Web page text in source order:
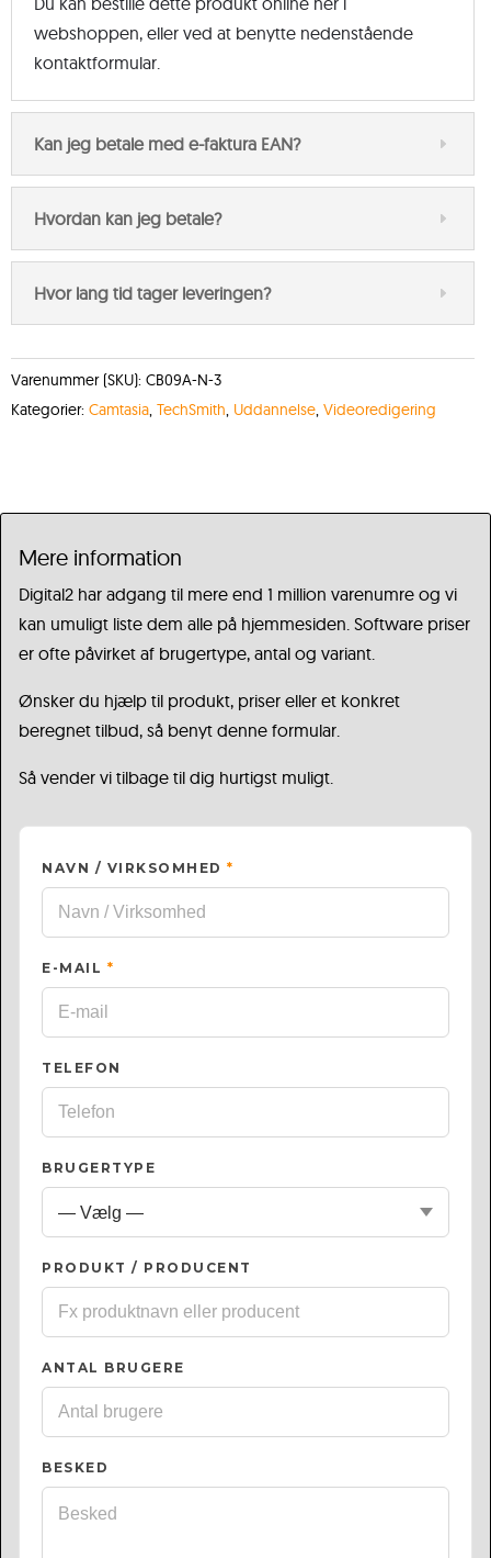
webshoppen, eller ved at benytte nedenstående
kontaktformular.
Kan jeg betale med e-faktura EAN?
Hvordan kan jeg betale?
Hvor lang tid tager leveringen?
Varenummer (SKU): CB09A-N-3
Kategorier: Camtasia, TechSmith, Uddannelse, Videoredigering
Mere information
Digital2 har adgang til mere end 1 million varenumre og vi
kan umuligt liste dem alle på hjemmesiden. Software priser
er ofte påvirket af brugertype, antal og variant.
Ønsker du hjælp til produkt, priser eller et konkret
beregnet tilbud, så benyt denne formular.
Så vender vi tilbage til dig hurtigst muligt.
NAVN / VIRKSOMHED *
E-MAIL *
TELEFON
BRUGERTYPE
PRODUKT / PRODUCENT
ANTAL BRUGERE
BESKED